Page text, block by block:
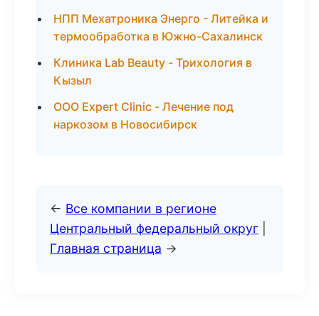
НПП Мехатроника Энерго - Литейка и
термообработка в Южно-Сахалинск
Клиника Lab Beauty - Трихология в
Кызыл
ООО Expert Clinic - Лечение под
наркозом в Новосибирск
← Все компании в регионе
Центральный федеральный округ
Главная страница →